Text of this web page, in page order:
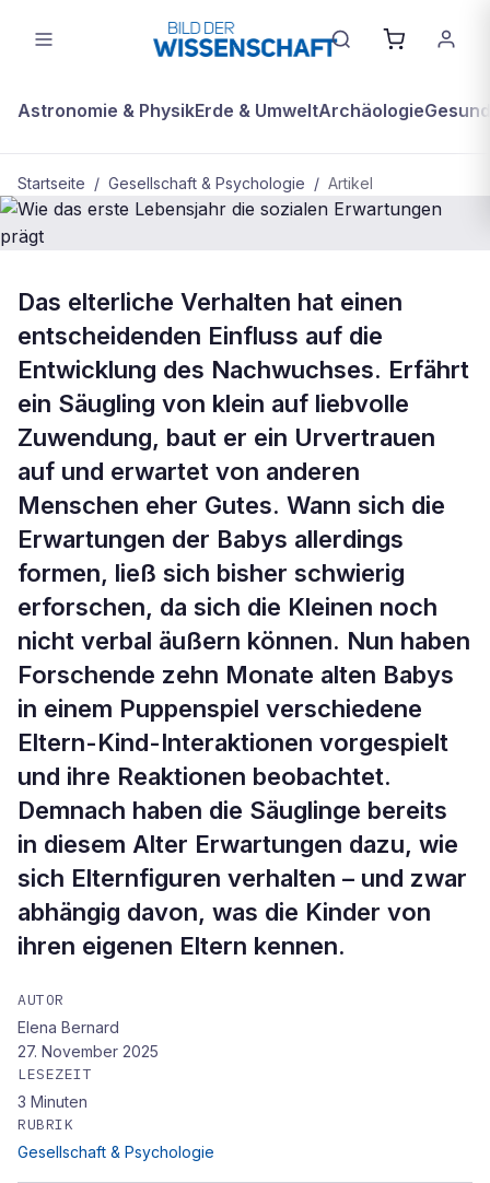
Astronomie & PhysikErde & UmweltArchäologie
Startseite / Gesellschaft & Psychologie / Artikel
GESELLSCHAFT & PSYCHOLOGIE
Wie das erste Lebensjahr die
sozialen Erwartungen prägt
Das elterliche Verhalten hat einen
entscheidenden Einfluss auf die
Entwicklung des Nachwuchses. Erfährt
ein Säugling von klein auf liebvolle
Zuwendung, baut er ein Urvertrauen
auf und erwartet von anderen
Menschen eher Gutes. Wann sich die
Erwartungen der Babys allerdings
formen, ließ sich bisher schwierig
erforschen, da sich die Kleinen noch
nicht verbal äußern können. Nun haben
Forschende zehn Monate alten Babys
in einem Puppenspiel verschiedene
Eltern-Kind-Interaktionen vorgespielt
und ihre Reaktionen beobachtet.
Demnach haben die Säuglinge bereits
in diesem Alter Erwartungen dazu, wie
sich Elternfiguren verhalten – und zwar
abhängig davon, was die Kinder von
ihren eigenen Eltern kennen.
AUTOR
Elena Bernard
27. November 2025
LESEZEIT
3 Minuten
RUBRIK
Gesellschaft & Psychologie